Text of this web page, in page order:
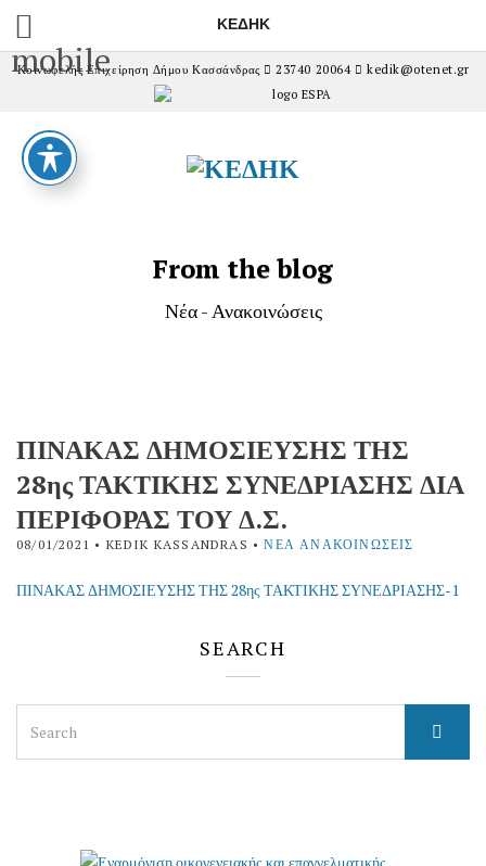
mobile
ΚΕΔΗΚ
Κοινωφελής Επιχείρηση Δήμου Κασσάνδρας 23740 20064 kedik@otenet.gr
From the blog
Νέα - Ανακοινώσεις
ΠΙΝΑΚΑΣ ΔΗΜΟΣΙΕΥΣΗΣ ΤΗΣ
28ης ΤΑΚΤΙΚΗΣ ΣΥΝΕΔΡΙΑΣΗΣ ΔΙΑ
ΠΕΡΙΦΟΡΑΣ ΤΟΥ Δ.Σ.
08/01/2021 • KEDIK KASSANDRAS •ΝΈΑ ΑΝΑΚΟΙΝΏΣΕΙΣ
ΠΙΝΑΚΑΣ ΔΗΜΟΣΙΕΥΣΗΣ ΤΗΣ 28ης ΤΑΚΤΙΚΗΣ ΣΥΝΕΔΡΙΑΣΗΣ-1
SEARCH
for: